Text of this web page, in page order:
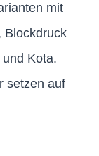
mit
Blockdruck
Kota.
setzen auf